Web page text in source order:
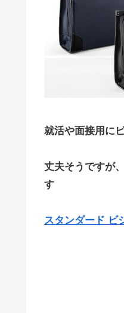
就活や面接用に
丈夫そうですが
す
スタンダード ビ